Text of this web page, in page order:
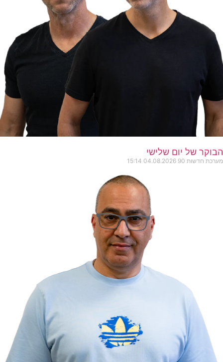
הבוקר של יום שלישי
מערכת חדשות 90 04.08.2026
15:14